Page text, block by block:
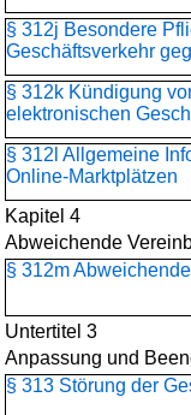
§ 312j Besondere
Geschäftsverkehr
§ 312k Kündigung
elektronischen
§ 312l Allgemeine
Online-Marktplätzen
Kapitel 4
Abweichende
§ 312m
Untertitel 3
Anpassung und
§ 313 Störung der